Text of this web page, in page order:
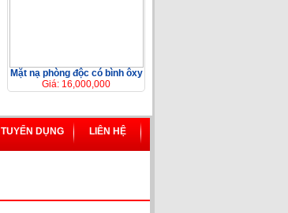
Mặt nạ phòng độc có bình ôxy
Giá: 16,000,000
TUYỂN DỤNG LIÊN HỆ